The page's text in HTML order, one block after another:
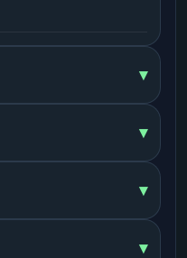
▾
▾
▾
▾